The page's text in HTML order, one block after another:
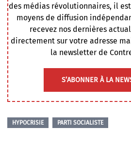
des médias révolutionnaires, il
moyens de diffusion
recevez nos dernières
directement sur votre adresse
la newsletter de
S’ABONNER À LA
HYPOCRISIE PARTI SOCIALISTE